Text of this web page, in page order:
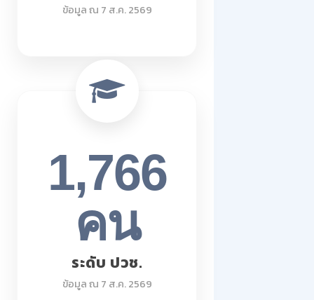
ข้อมูล ณ 7 ส.ค. 2569
1,766
คน
ระดับ ปวช.
ข้อมูล ณ 7 ส.ค. 2569